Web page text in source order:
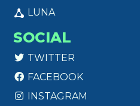
LUNA
SOCIAL
TWITTER
FACEBOOK
INSTAGRAM